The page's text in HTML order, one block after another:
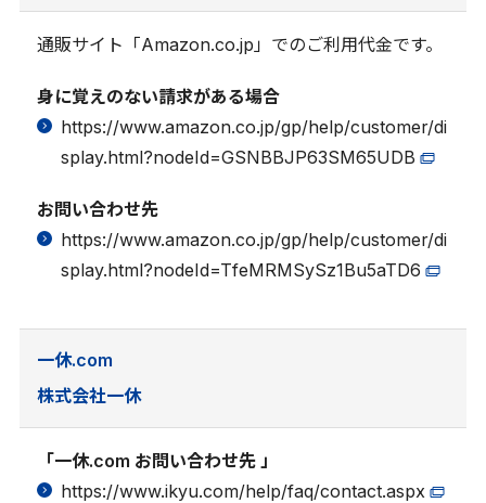
通販サイト「Amazon.co.jp」でのご利用代金です。
身に覚えのない請求がある場合
https://www.amazon.co.jp/gp/help/customer/di
splay.html?nodeId=GSNBBJP63SM65UDB
お問い合わせ先
https://www.amazon.co.jp/gp/help/customer/di
splay.html?nodeId=TfeMRMSySz1Bu5aTD6
⼀休.com
株式会社⼀休
「一休.com お問い合わせ先 」
https://www.ikyu.com/help/faq/contact.aspx